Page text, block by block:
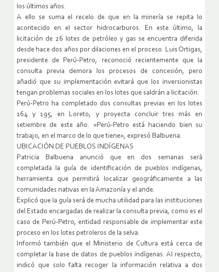
los últimos años.
A ello se suma el recelo de que en la minería se repita lo
acontecido en el sector hidrocarburos. En este último, la
licitación de 26 lotes de petróleo y gas se encuentra diferida
desde hace dos años por dilaciones en el proceso. Luis Ortigas,
presidente de Perú-Petro, reconoció recientemente que la
consulta previa demora los procesos de concesión, pero
añadió que su implementación evitará que los inversionistas
tengan problemas sociales en los lotes que saldrán a licitación.
Perú-Petro ha completado dos consultas previas en los lotes
164 y 195, en Loreto, y proyecta concluir tres más en
setiembre de este año. «Perú-Petro está haciendo bien su
trabajo, en el marco de lo que tiene», expresó Balbuena.
UBICACIÓN DE PUEBLOS INDÍGENAS
Patricia Balbuena anunció que en dos semanas será
completada la guía de identificación de pueblos indígenas,
herramienta que permitirá localizar geográficamente a las
comunidades nativas en la Amazonía y el ande.
Explicó que la guía será de mucha utilidad para las instituciones
del Estado encargadas de realizar la consulta previa, como es el
caso de Perú-Petro, entidad responsable de implementar este
proceso en los lotes petroleros de la selva.
Informó también que el Ministerio de Cultura está cerca de
completar la base de datos de pueblos indígenas. Al respecto,
indicó que solo falta recoger la información relativa a dos